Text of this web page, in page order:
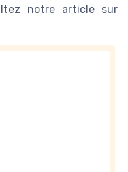
notre article sur